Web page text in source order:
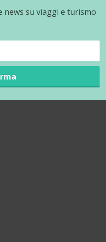
news su viaggi e turismo